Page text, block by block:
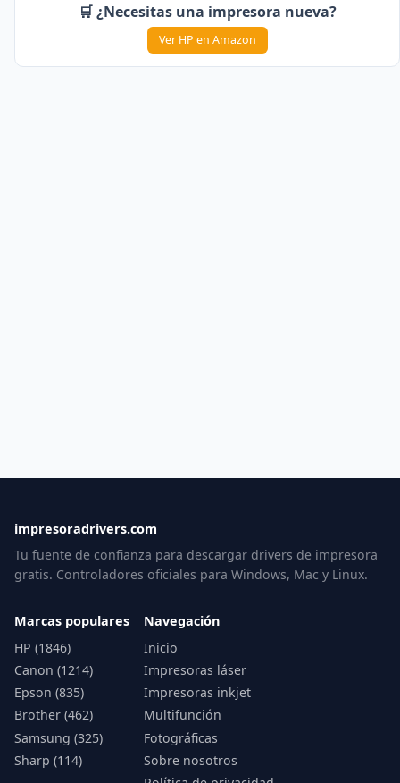
🛒 ¿Necesitas una impresora nueva?
Ver HP en Amazon
impresoradrivers.com
Tu fuente de confianza para descargar drivers de impresora
gratis. Controladores oficiales para Windows, Mac y Linux.
Marcas populares
HP (1846)
Canon (1214)
Epson (835)
Brother (462)
Samsung (325)
Sharp (114)
Navegación
Inicio
Impresoras láser
Impresoras inkjet
Multifunción
Fotográficas
Sobre nosotros